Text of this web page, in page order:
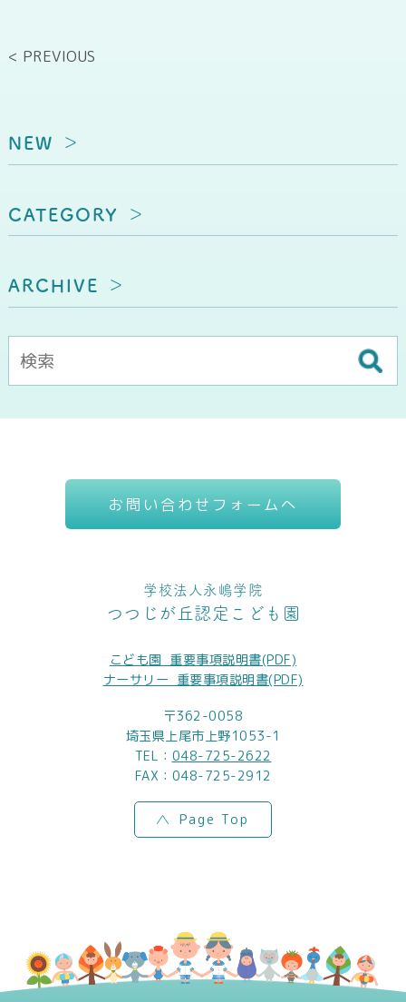
< PREVIOUS
NEW
CATEGORY
ARCHIVE
お問い合わせフォームへ
学校法人永嶋学院
つつじが丘認定こども園
こども園_重要事項説明書(PDF)
ナーサリー_重要事項説明書(PDF)
〒362-0058
埼玉県上尾市上野1053-1
TEL： 048-725-2622
FAX：048-725-2912
Page Top